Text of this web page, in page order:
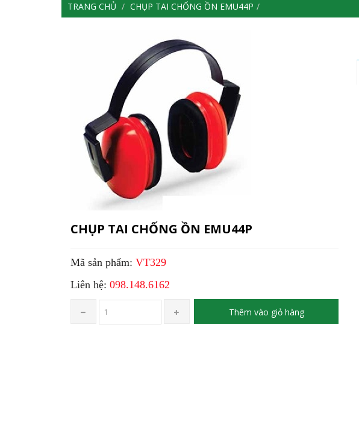
TRANG CHỦ CHỤP TAI CHỐNG ỒN EMU44P
CHỤP TAI CHỐNG ỒN EMU44P
Mã sản phẩm: VT329
Liên hệ: 098.148.6162
Thêm vào giỏ hàng